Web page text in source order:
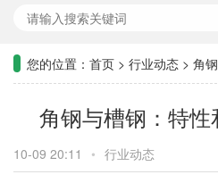
您的位置： 首页 > 行业动态 > 角
角钢与槽钢：特
10-09 20:11 • 行业动态